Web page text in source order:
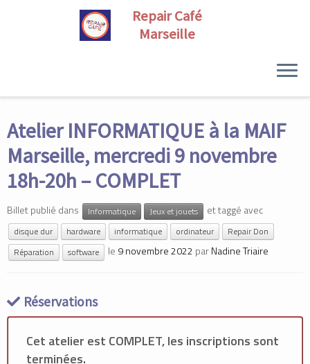
content
Atelier INFORMATIQUE à la MAIF
Marseille, mercredi 9 novembre
18h-20h – COMPLET
Billet publié dans Informatique Jeux et jouets et taggé avec
disque dur hardware informatique ordinateur
Repair Don
Réparation
software le 9 novembre 2022 parNadine Triaire
Réservations
Cet atelier est COMPLET, les inscriptions sont
terminées.